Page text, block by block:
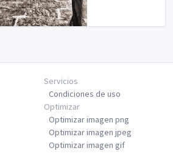
Servicios
Condiciones de uso
Optimizar
Optimizar imagen png
Optimizar imagen jpeg
Optimizar imagen gif